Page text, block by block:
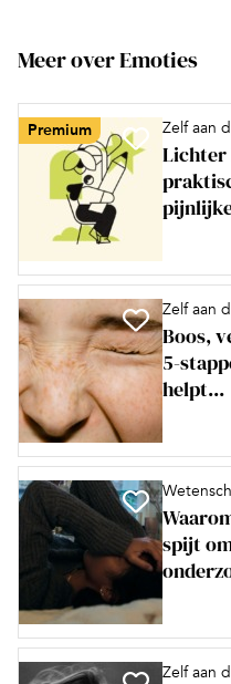
Meer over Emoties
Premium Zelf aan
Lichter
Zelf aan
Boos,
5-
helpt...
spijt
Zelf aan